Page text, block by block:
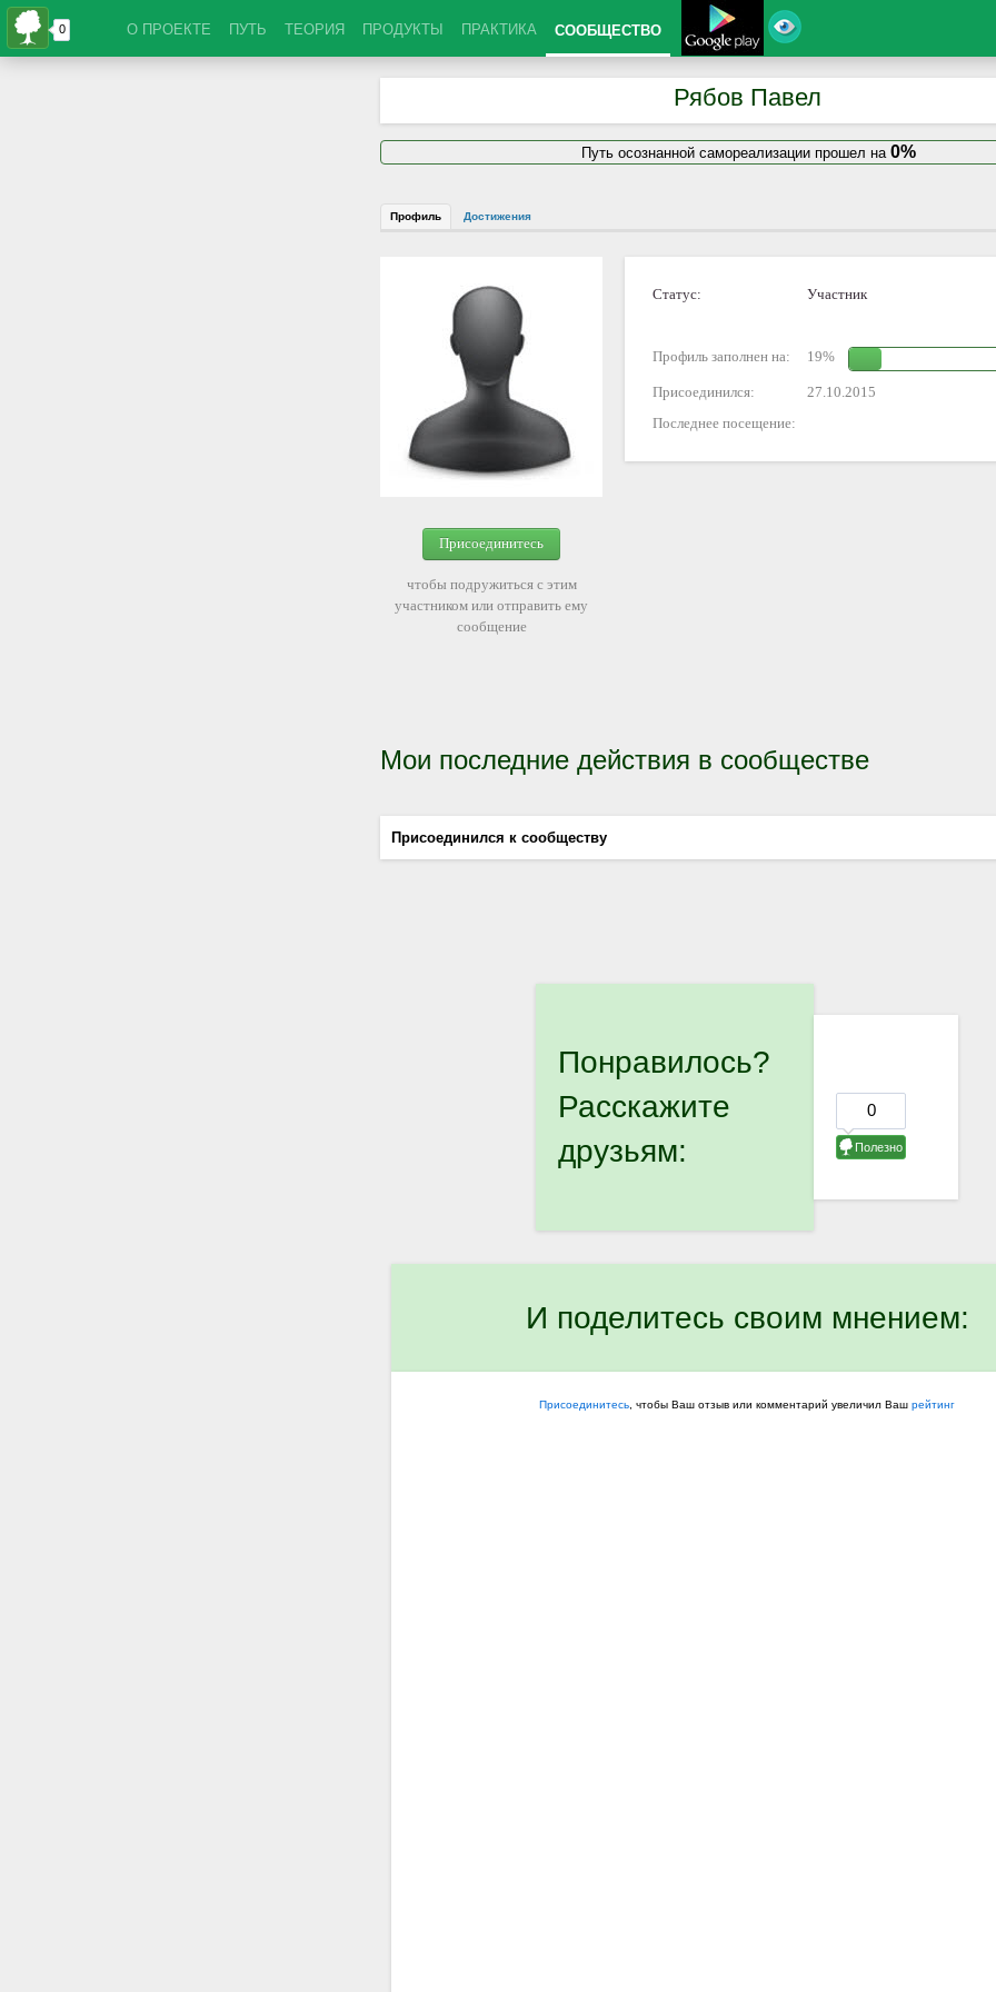
О ПРОЕКТЕ ПУТЬ ТЕОРИЯ ПРОДУКТЫ ПРАКТИКА СООБЩЕСТВО
Рябов Павел
Путь осознанной самореализации прошел на 0%
Профиль Достижения
Присоединитесь
чтобы подружиться с этим
участником или отправить ему
сообщение
Статус: Участник
Профиль заполнен на: 19%
Присоединился:
27.10.2015
Последнее посещение:
Мои последние действия в сообществе
Присоединился к сообществу
Понравилось?
Расскажите
друзьям:
И поделитесь своим мнением:
Присоединитесь , чтобы Ваш отзыв или комментарий увеличил Ваш рейтинг